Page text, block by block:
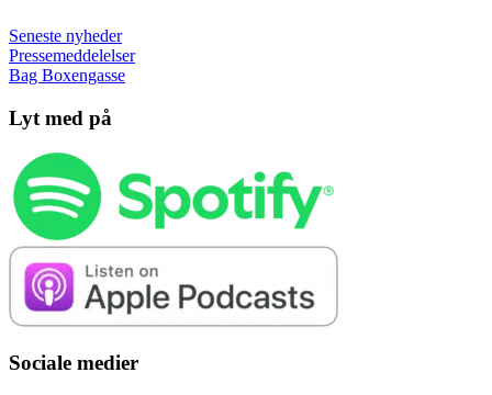
Seneste nyheder
Pressemeddelelser
Bag Boxengasse
Lyt med på
Sociale medier